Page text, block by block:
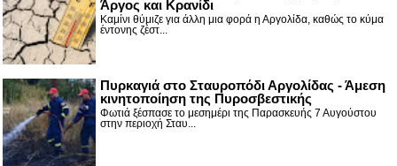
Άργος και Κρανίδι
Καμίνι θύμιζε για άλλη μια φορά η Αργολίδα, καθώς το κύμα
έντονης ζέστ...
Πυρκαγιά στο Σταυροπόδι Αργολίδας - Άμεση
κινητοποίηση της Πυροσβεστικής
Φωτιά ξέσπασε το μεσημέρι της Παρασκευής 7 Αυγούστου
στην περιοχή Σταυ...